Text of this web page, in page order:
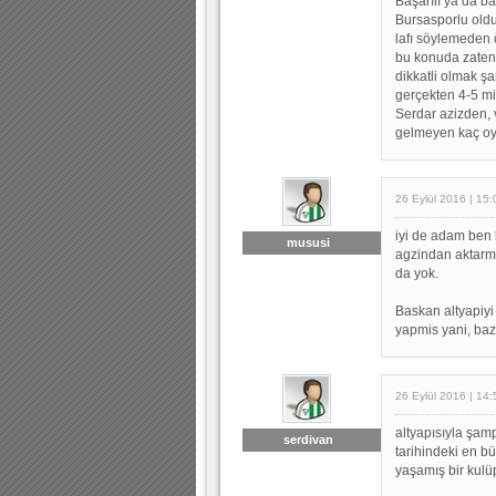
Bursasporlu
lafı
bu konuda zaten
dikkatli olmak
gerçekten 4-5
Serdar azizden,
gelmeyen kaç
mususi
26 Eylül 2016 |
iyi de adam ben
agzindan
da yok.
Baskan
yapmis yani,
serdivan
26 Eylül 2016 |
altyapısıyla
tarihindeki en
yaşamış bir